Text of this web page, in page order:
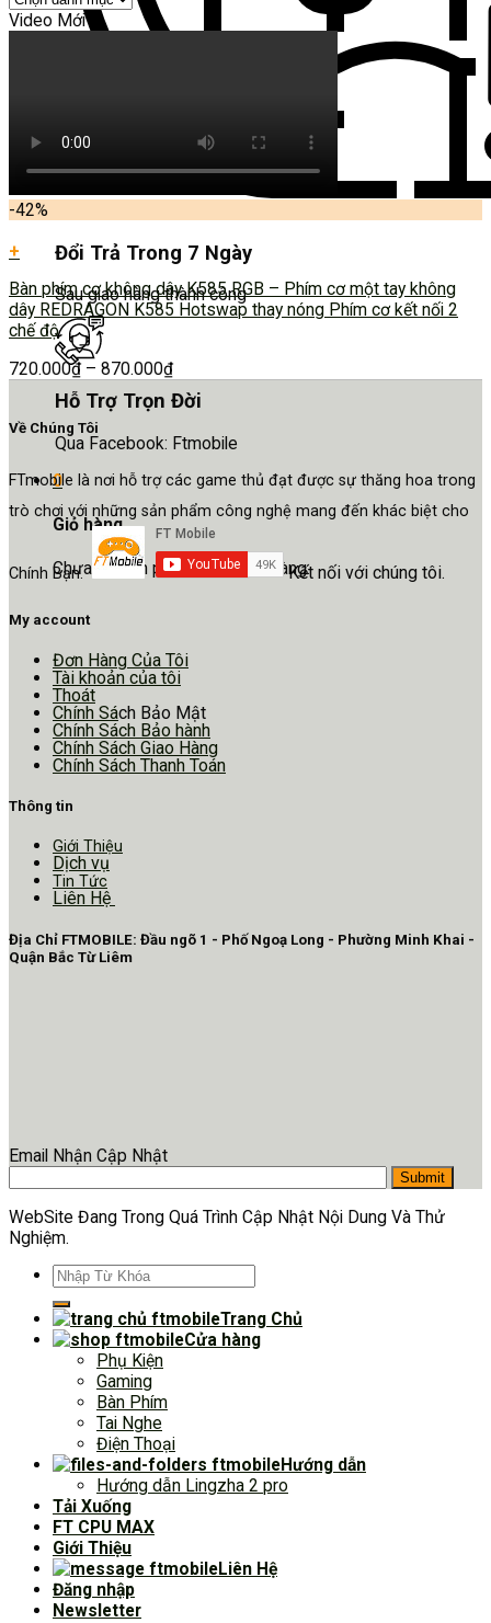
Đổi Trả Trong 7 Ngày
Sau giao hàng thành công
Hỗ Trợ Trọn Đời
Qua Facebook: Ftmobile
0
Giỏ hàng
Chưa có sản phẩm trong giỏ hàng.
Video Mới
-42%
+
Bàn phím cơ không dây K585 RGB – Phím cơ một tay không
dây REDRAGON K585 Hotswap thay nóng Phím cơ kết nối 2
chế độ
720.000₫ – 870.000₫
Về Chúng Tôi
FTmobile là nơi hỗ trợ các game thủ đạt được sự thăng hoa trong
trò chơi với những sản phẩm công nghệ mang đến khác biệt cho
Chính Bạn. Kết nối với chúng tôi.
My account
Đơn Hàng Của Tôi
Tài khoản của tôi
Thoát
Chính Sách Bảo Mật
Chính Sách Bảo hành
Chính Sách Giao Hàng
Chính Sách Thanh Toán
Thông tin
Giới Thiệu
Dịch vụ
Tin Tức
Liên Hệ
Địa Chỉ FTMOBILE: Đầu ngõ 1 - Phố Ngoạ Long - Phường Minh Khai -
Quận Bắc Từ Liêm
Email Nhận Cập Nhật
WebSite Đang Trong Quá Trình Cập Nhật Nội Dung Và Thử
Nghiệm.
Tìm
Trang Chủ
Cửa hàng
Phụ Kiện
Gaming
Bàn Phím
Tai Nghe
Điện Thoại
Hướng dẫn
Hướng dẫn Lingzha 2 pro
Tải Xuống
FT CPU MAX
Giới Thiệu
Liên Hệ
Đăng nhập
Newsletter